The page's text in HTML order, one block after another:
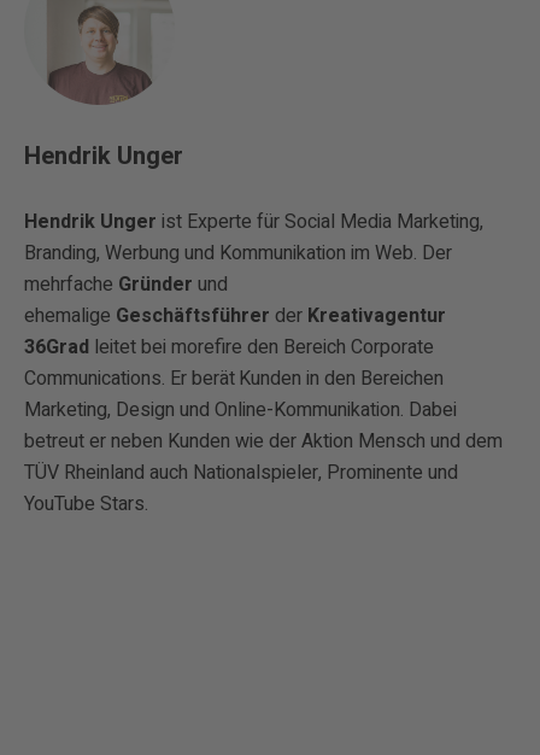
Hendrik Unger
Hendrik Unger ist Experte für Social Media Marketing,
Branding, Werbung und Kommunikation im Web. Der
mehrfache Gründer und
ehemalige Geschäftsführer der Kreativagentur
36Grad leitet bei morefire den Bereich Corporate
Communications. Er berät Kunden in den Bereichen
Marketing, Design und Online-Kommunikation. Dabei
betreut er neben Kunden wie der Aktion Mensch und dem
TÜV Rheinland auch Nationalspieler, Prominente und
YouTube Stars.